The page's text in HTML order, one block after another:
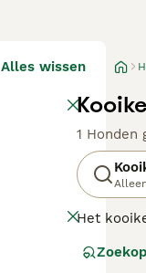
Alles wissen
1 Honden
Het
Nova